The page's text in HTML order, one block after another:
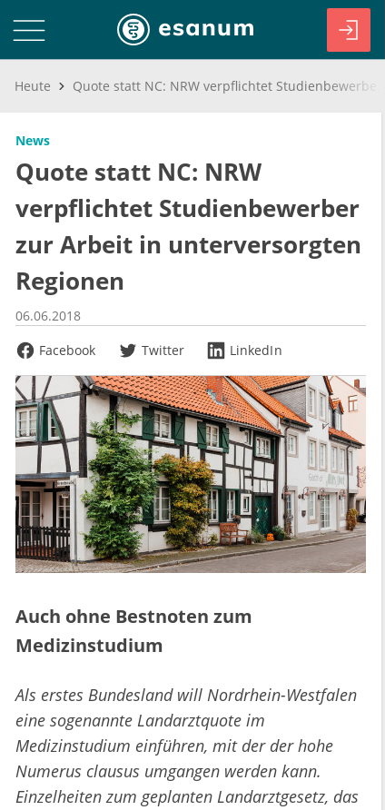
Heute
News
Quote statt NC: NRW
verpflichtet Studienbewerber
zur Arbeit in unterversorgten
Regionen
06.06.2018
Facebook
Twitter LinkedIn
Auch ohne Bestnoten zum
Medizinstudium
Als erstes Bundesland will Nordrhein-Westfalen
eine sogenannte Landarztquote im
Medizinstudium einführen, mit der der hohe
Numerus clausus umgangen werden kann.
Einzelheiten zum geplanten Landarztgesetz, das